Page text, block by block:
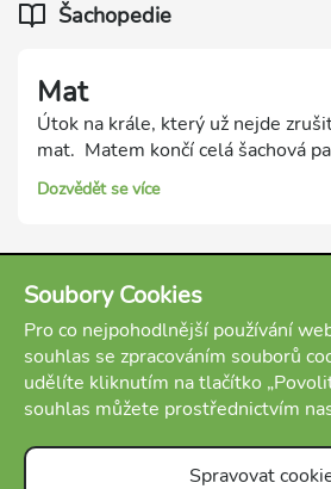
Šachopedie
Mat
Útok na krále, který už nejde
mat. Matem končí celá šachová
Hráč, který dal soupeřovu králi mat,
vyhrál. Protože mat ukončuje celou
obětovat materiál. Naopak na
matu soupeře musíme správně
a hlídat si bezpečí svého krále.
Dozvědět se více
Soubory Cookies
Pro co nejpohodlnější používání
souhlas se zpracováním souborů
udělíte kliknutím na tlačítko
souhlas můžete prostřednictvím
Spravovat